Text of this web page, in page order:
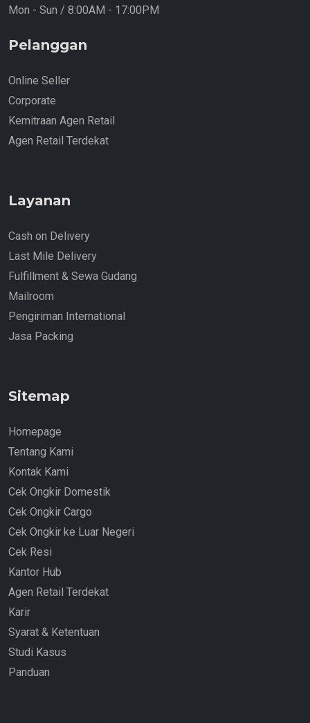
Mon - Sun / 8:00AM - 17:00PM
Pelanggan
Online Seller
Corporate
Kemitraan Agen Retail
Agen Retail Terdekat
Layanan
Cash on Delivery
Last Mile Delivery
Fulfillment & Sewa Gudang
Mailroom
Pengiriman International
Jasa Packing
Sitemap
Homepage
Tentang Kami
Kontak Kami
Cek Ongkir Domestik
Cek Ongkir Cargo
Cek Ongkir ke Luar Negeri
Cek Resi
Kantor Hub
Agen Retail Terdekat
Karir
Syarat & Ketentuan
Studi Kasus
Panduan